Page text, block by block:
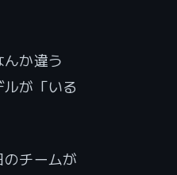
か違う
が「いる
チームが